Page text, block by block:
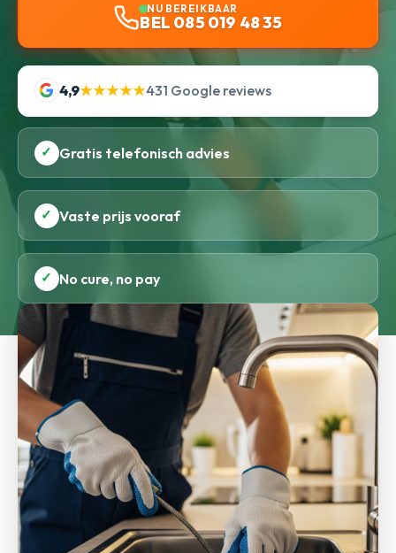
NU BEREIKBAAR
BEL 085 019 48 35
4,9★★★★★431 Google reviews
✓ Gratis telefonisch advies
✓ Vaste prijs vooraf
✓ No cure, no pay